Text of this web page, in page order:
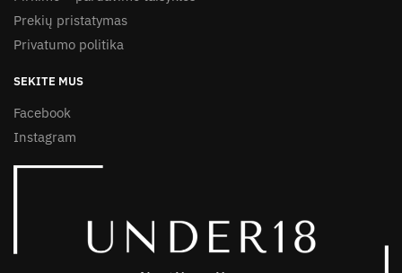
Prekių pristatymas
Privatumo politika
SEKITE MUS
Facebook
Instagram